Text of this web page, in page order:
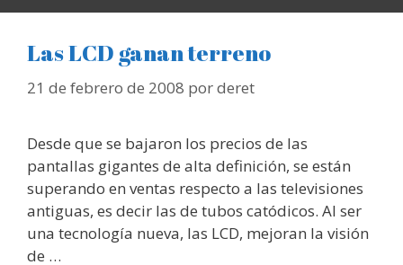
Las LCD ganan terreno
21 de febrero de 2008 porderet
Desde que se bajaron los precios de las
pantallas gigantes de alta definición, se están
superando en ventas respecto a las televisiones
antiguas, es decir las de tubos catódicos. Al ser
una tecnología nueva, las LCD, mejoran la visión
de …